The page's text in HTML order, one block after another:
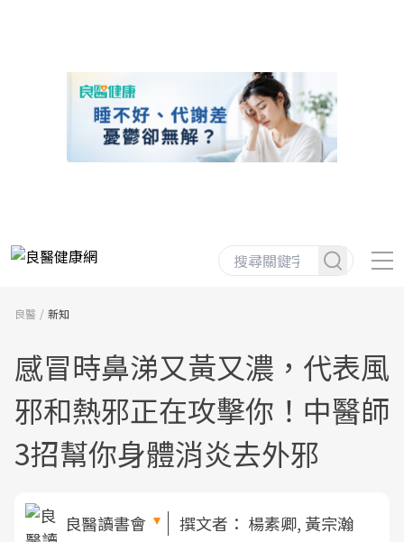
良醫 新知
感冒時鼻涕又黃又濃，代表風
邪和熱邪正在攻擊你！中醫師
3招幫你身體消炎去外邪
良醫讀書會 撰文者： 楊素卿, 黃宗瀚